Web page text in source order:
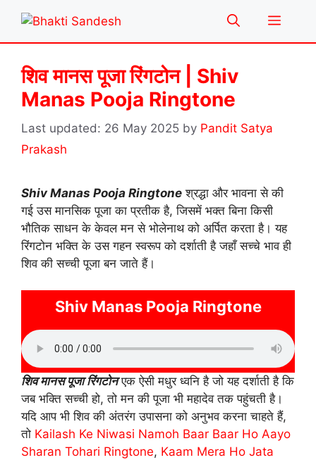
content
Menu
शिव मानस पूजा रिंगटोन | Shiv
Manas Pooja Ringtone
26 May 2025 by Pandit Satya
Prakash
Shiv Manas Pooja Ringtone श्रद्धा और भावना से की
गई उस मानसिक पूजा का प्रतीक है, जिसमें भक्त बिना किसी
भौतिक साधन के केवल मन से भोलेनाथ को अर्पित करता है। यह
रिंगटोन भक्ति के उस गहन स्वरूप को दर्शाती है जहाँ सच्चे भाव ही
शिव की सच्ची पूजा बन जाते हैं।
Shiv Manas Pooja Ringtone
शिव मानस पूजा रिंगटोनएक ऐसी मधुर ध्वनि है जो यह दर्शाती है कि
जब भक्ति सच्ची हो, तो मन की पूजा भी महादेव तक पहुंचती है।
यदि आप भी शिव की अंतरंग उपासना को अनुभव करना चाहते हैं,
तो Kailash Ke Niwasi Namoh Baar Baar Ho Aayo
Sharan Tohari Ringtone, Kaam Mera Ho Jata